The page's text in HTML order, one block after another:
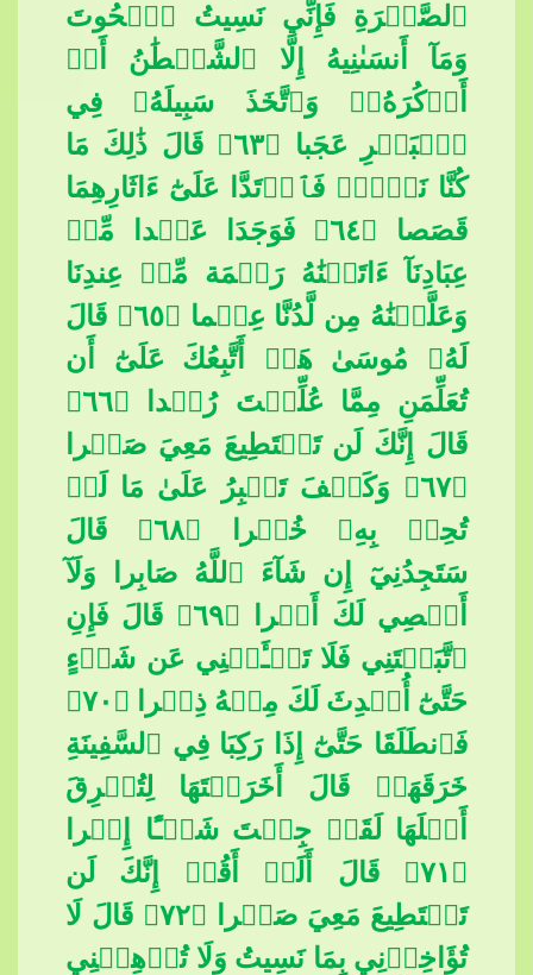
ٱلصَّخۡرَةِ فَإِنِّي نَسِيتُ ٱلۡحُوتَ
وَمَآ أَنسَىٰنِيهُ إِلَّا ٱلشَّيۡطَٰنُ أَنۡ
أَذۡكُرَهُۥۚ وَٱتَّخَذَ سَبِيلَهُۥ فِي
ٱ
لۡبَحۡرِ عَجَبا ﴿٦٣﴾ قَالَ ذَٰلِكَ مَا
كُنَّا نَبۡغِۚ فَٱرۡتَدَّا عَلَىٰٓ ءَاثَارِهِمَا
قَصَصا ﴿٦٤﴾ فَوَجَدَا عَبۡدا مِّنۡ
عِبَادِنَآ ءَاتَيۡنَٰهُ رَحۡمَة مِّنۡ عِندِنَا
وَعَلَّمۡنَٰهُ مِن لَّدُنَّا عِلۡما ﴿٦٥﴾ قَالَ
لَهُۥ مُوسَىٰ هَلۡ أَتَّبِعُكَ عَلَىٰٓ ​​ أَن
تُعَلِّمَنِ مِمَّا عُلِّمۡتَ رُشۡدا ﴿٦٦﴾
قَالَ إِنَّكَ لَن تَسۡتَطِيعَ مَعِيَ صَبۡرا
﴿٦٧﴾ وَكَيۡفَ تَصۡبِرُ عَلَىٰ مَا لَمۡ
تُحِطۡ بِهِۦ خُبۡرا ﴿٦٨﴾ قَالَ
سَتَجِدُنِيٓ إِن شَآءَ ٱللَّهُ صَابِرا وَلَآ
أَعۡصِي لَكَ أَمۡرا ﴿٦٩﴾ قَالَ فَإِنِ
ٱتَّبَعۡتَنِي فَلَا تَسۡـَٔلۡنِي عَن شَيۡءٍ
حَتَّىٰٓ أُحۡدِثَ لَكَ مِنۡهُ ذِكۡرا ﴿٧٠﴾
فَٱنطَلَقَا حَتَّىٰٓ إِذَا رَكِبَا فِي ٱلسَّفِينَةِ
خَرَقَهَاۖ قَالَ أَخَرَقۡتَهَا لِتُغۡرِقَ
أَهۡلَهَا لَقَدۡ جِئۡتَ شَيۡـًٔا إِمۡرا
﴿٧١﴾ قَالَ أَلَمۡ أَقُلۡ إِنَّكَ لَن
تَسۡتَطِيع
َ مَعِيَ صَبۡرا ﴿٧٢﴾ قَالَ لَا
تُؤَاخِذۡنِي بِمَا نَسِيتُ وَلَا تُرۡهِقۡنِي